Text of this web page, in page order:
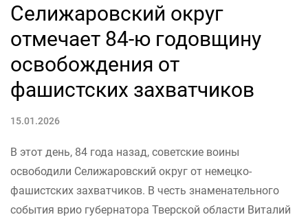
Селижаровский округ
отмечает 84-ю годовщину
освобождения от
фашистских захватчиков
15.01.2026
В этот день, 84 года назад, советские воины
освободили Селижаровский округ от немецко-
фашистских захватчиков. В честь знаменательного
события врио губернатора Тверской области Виталий